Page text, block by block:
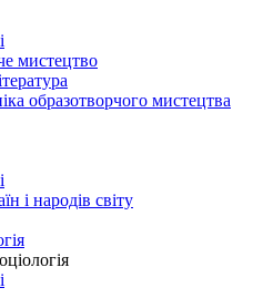
мистецтво
образотворчого мистецтва
і народів світу